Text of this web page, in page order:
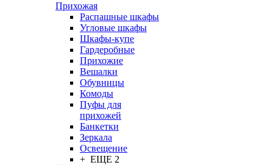
Прихожая
Распашные шкафы
Угловые шкафы
Шкафы-купе
Гардеробные
Прихожие
Вешалки
Обувницы
Комоды
Пуфы для
прихожей
Банкетки
Зеркала
Освещение
+ ЕЩЕ 2